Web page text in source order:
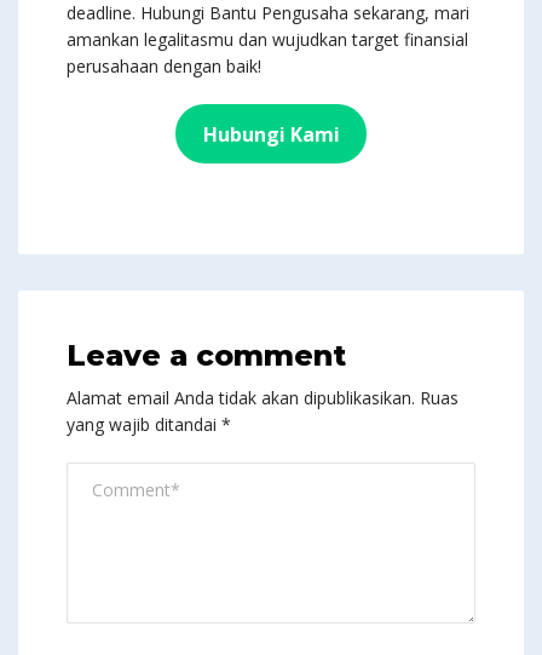
deadline. Hubungi Bantu Pengusaha sekarang, mari
amankan legalitasmu dan wujudkan target finansial
perusahaan dengan baik!
Hubungi Kami
Leave a comment
Alamat email Anda tidak akan dipublikasikan. Ruas
yang wajib ditandai *